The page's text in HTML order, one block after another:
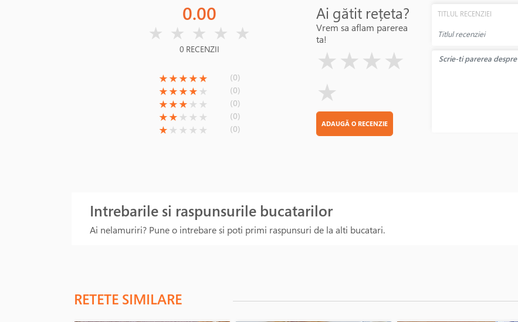
0.00
★ ★ ★ ★ ★
0 RECENZII
(*)
★(*)
★(*)
★(*)
★(*)
★ (0)
(*)
★(*)
★(*)
★(*)
★ ( )
★ (0)
(*)
★(*)
★(*)
★ ( )
★ ( )
★ (0)
(*)
★(*)
★ ( )
★ ( )
★ ( )
★ (0)
(*)
★ ( )
★ ( )
★ ( )
★ ( )
★ (0)
Ai gătit rețeta?
Vrem sa aflam parerea
ta!
★ ★ ★ ★
★
ADAUGĂ O RECENZIE
TITLUL RECENZIEI
Intrebarile si raspunsurile bucatarilor
Ai nelamuriri? Pune o intrebare si poti primi raspunsuri de la alti bucatari.
RETETE SIMILARE